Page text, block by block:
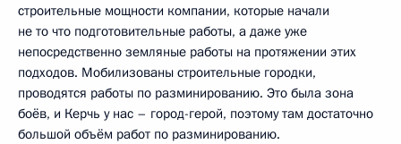
строительные мощности компании, которые начали
не то что подготовительные работы, а даже уже
непосредственно земляные работы на протяжении этих
подходов. Мобилизованы строительные городки,
проводятся работы по разминированию. Это была зона
боёв, и Керчь у нас – город-герой, поэтому там достаточно
большой объём работ по разминированию.